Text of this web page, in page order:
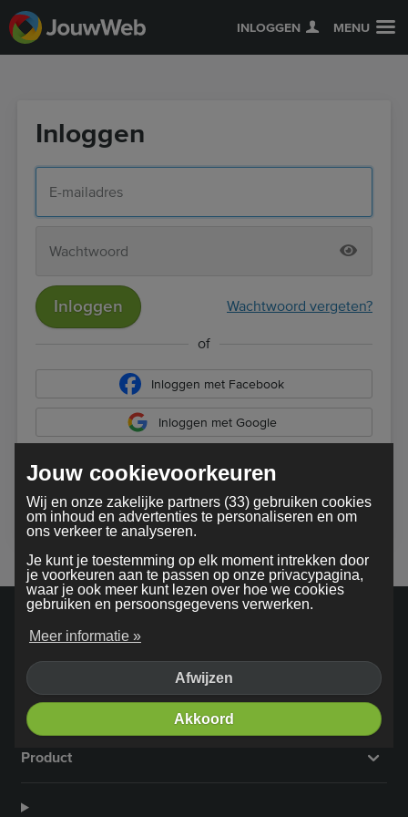
INLOGGEN MENU
Inloggen
Inloggen Wachtwoord vergeten?
of
Inloggen met Facebook
Inloggen met Google
algemene voorwaarden
Bedrijf
Product
Jouw cookievoorkeuren
Wij en onze zakelijke partners (33) gebruiken cookies
om inhoud en advertenties te personaliseren en om
ons verkeer te analyseren.
Je kunt je toestemming op elk moment intrekken door
je voorkeuren aan te passen op onze privacypagina,
waar je ook meer kunt lezen over hoe we cookies
gebruiken en persoonsgegevens verwerken.
Meer informatie »
Afwijzen
Akkoord